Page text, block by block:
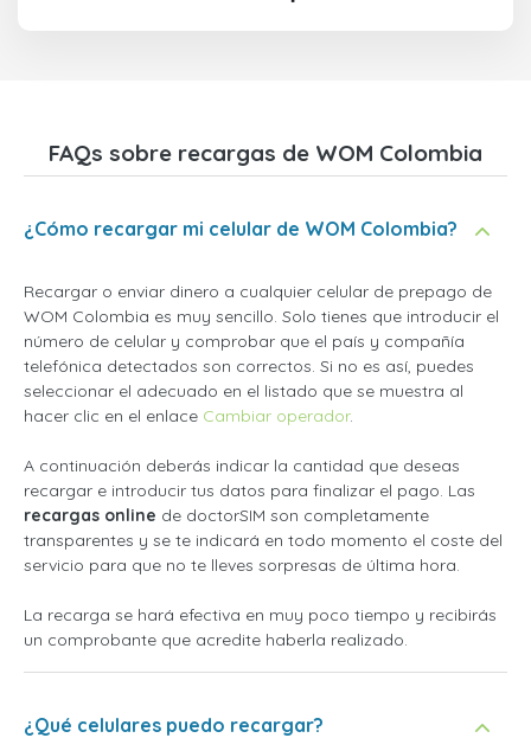
FAQs sobre recargas de WOM Colombia
¿Cómo recargar mi celular de WOM Colombia?
Recargar o enviar dinero a cualquier celular de prepago de
WOM Colombia es muy sencillo. Solo tienes que introducir el
número de celular y comprobar que el país y compañía
telefónica detectados son correctos. Si no es así, puedes
seleccionar el adecuado en el listado que se muestra al
hacer clic en el enlace Cambiar operador.
A continuación deberás indicar la cantidad que deseas
recargar e introducir tus datos para finalizar el pago. Las
recargas online de doctorSIM son completamente
transparentes y se te indicará en todo momento el coste del
servicio para que no te lleves sorpresas de última hora.
La recarga se hará efectiva en muy poco tiempo y recibirás
un comprobante que acredite haberla realizado.
¿Qué celulares puedo recargar?